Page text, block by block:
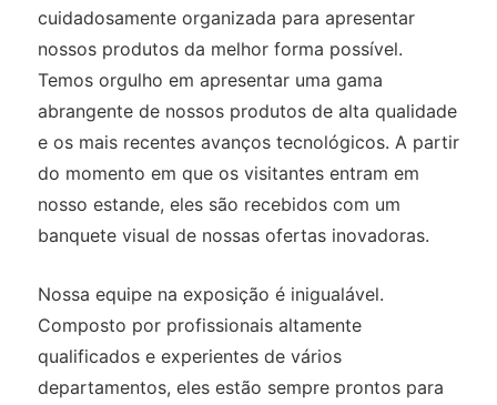
cuidadosamente organizada para apresentar
nossos produtos da melhor forma possível.
Temos orgulho em apresentar uma gama
abrangente de nossos produtos de alta qualidade
e os mais recentes avanços tecnológicos. A partir
do momento em que os visitantes entram em
nosso estande, eles são recebidos com um
banquete visual de nossas ofertas inovadoras.
Nossa equipe na exposição é inigualável.
Composto por profissionais altamente
qualificados e experientes de vários
departamentos, eles estão sempre prontos para